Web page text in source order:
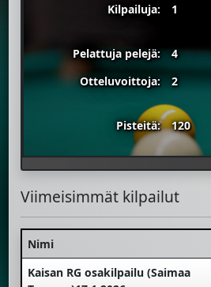
Kilpailuja: 1
Pelattuja pelejä:
4
Otteluvoittoja:
2
Pisteitä:
120
Viimeisimmät kilpailut
Nimi
Kaisan RG osakilpailu (Saimaa